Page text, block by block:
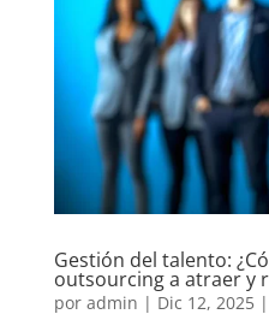
Gestión del talento:
outsourcing a atraer y
por admin | Dic 12, 2025|